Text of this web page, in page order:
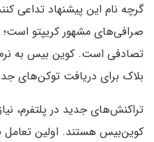
گرچه نام این پیشنهاد تداعی
صرافی‌های مشهور کریپتو است؛
تصادفی است. کوین بیس به نرم
بلاک برای دریافت توکن‌های
تراکنش‌های جدید در پلتفرم،
کوین‌بیس هستند. اولین تعامل